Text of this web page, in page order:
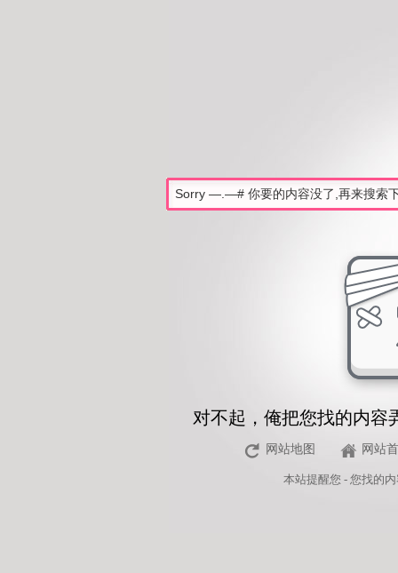
对不起，俺把您找的内容
网站地图 网站
本站提醒您 - 您找的